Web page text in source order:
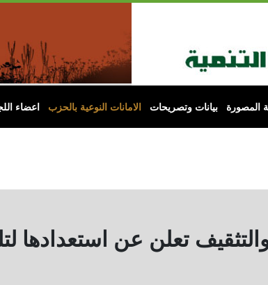
المصورة بيانات وتصريحات الامانات النوعية بالحزب اعضاء
والتثقيف تعلن عن